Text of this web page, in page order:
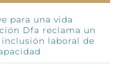
para una vida
Dfa reclama un
laboral de